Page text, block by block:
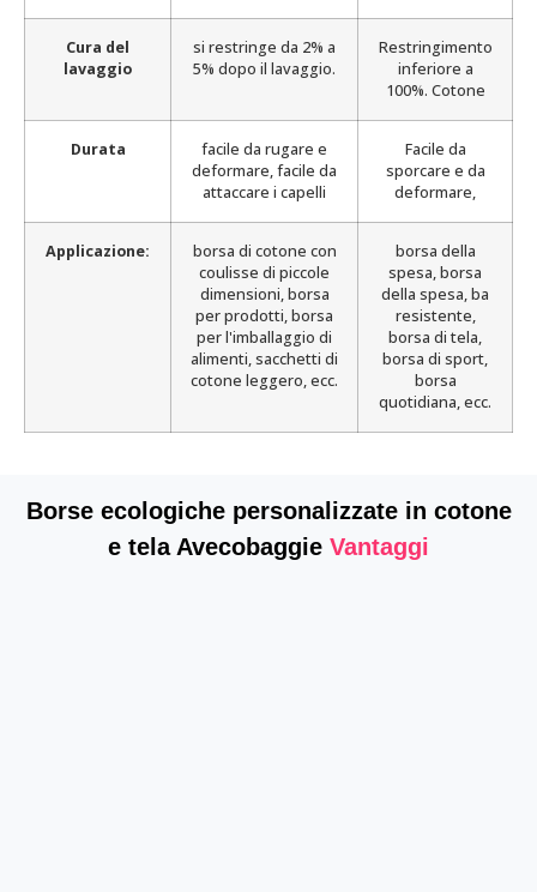
Cura del
lavaggio
si restringe da 2% a
5% dopo il lavaggio.
Restringimento
inferiore a
100%. Cotone
Durata
facile da rugare e
deformare, facile da
attaccare i capelli
Facile da
sporcare e da
deformare,
Applicazione:
borsa di cotone con
coulisse di piccole
dimensioni, borsa
per prodotti, borsa
per l'imballaggio di
alimenti, sacchetti di
cotone leggero, ecc.
borsa della
spesa, borsa
della spesa, ba
resistente,
borsa di tela,
borsa di sport,
borsa
quotidiana, ecc.
Borse ecologiche personalizzate in cotone
e tela Avecobaggie Vantaggi